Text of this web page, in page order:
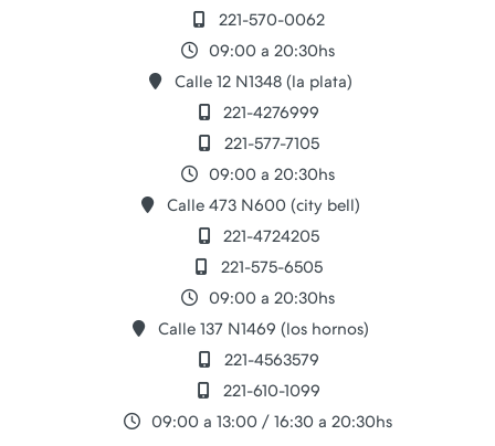
221-570-0062
09:00 a 20:30hs
Calle 12 N1348 (la plata)
221-4276999
221-577-7105
09:00 a 20:30hs
Calle 473 N600 (city bell)
221-4724205
221-575-6505
09:00 a 20:30hs
Calle 137 N1469 (los hornos)
221-4563579
221-610-1099
09:00 a 13:00 / 16:30 a 20:30hs